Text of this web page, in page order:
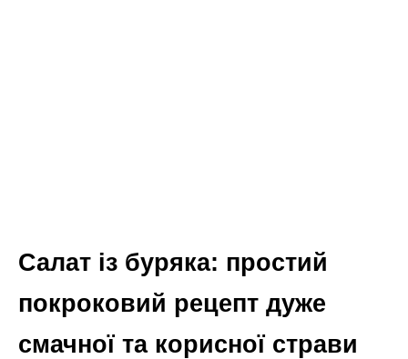
Салат із буряка: простий
покроковий рецепт дуже
смачної та корисної страви